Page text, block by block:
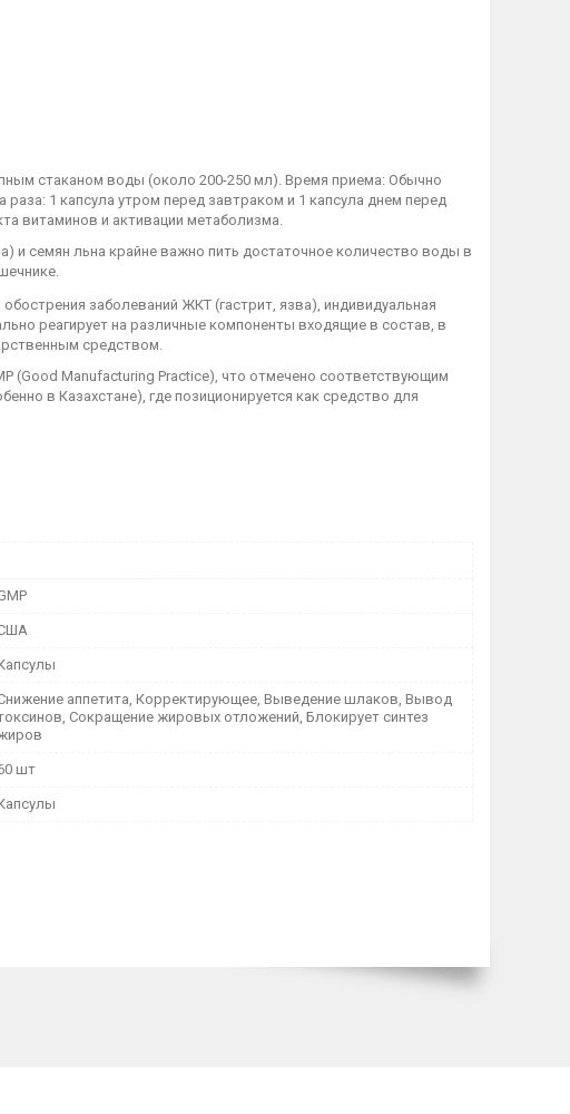
стаканом воды (около 200-250 мл). Время приема: Обычно
1 капсула утром перед завтраком и 1 капсула днем перед
витаминов и активации метаболизма.
и семян льна крайне важно пить достаточное количество воды в
заболеваний ЖКТ (гастрит, язва), индивидуальная
реагирует на различные компоненты входящие в состав, в
средством.
(Good Manufacturing Practice), что отмечено соответствующим
в Казахстане), где позиционируется как средство для
аппетита, Корректирующее, Выведение шлаков, Вывод
Сокращение жировых отложений, Блокирует синтез
шт